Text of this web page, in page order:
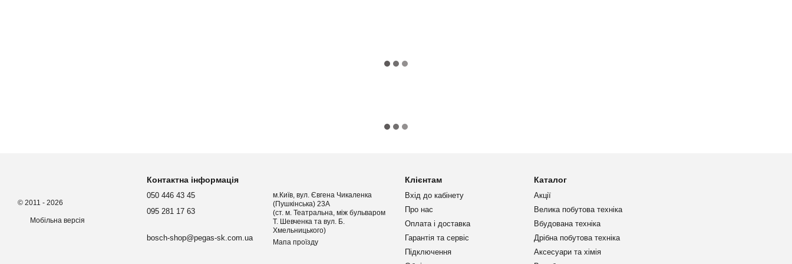
© 2011 - 2026
Мобільна версія
Контактна інформація
050 446 43 45
095 281 17 63
bosch-shop@pegas-sk.com.ua
м.Київ, вул. Євгена Чикаленка
(Пушкінська) 23А
(ст. м. Театральна, між бульваром
Т. Шевченка та вул. Б.
Хмельницького)
Мапа проїзду
Клієнтам
Вхід до кабінету
Про нас
Оплата і доставка
Гарантія та сервіс
Підключення
Каталог
Акції
Велика побутова техніка
Вбудована техніка
Дрібна побутова техніка
Аксесуари та хімія